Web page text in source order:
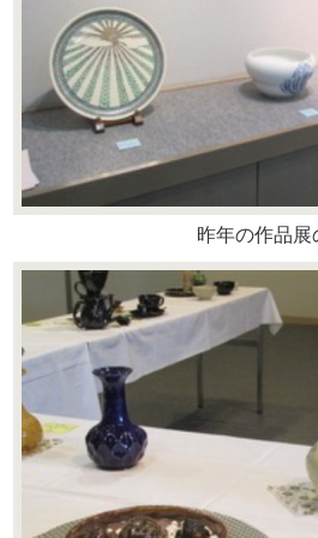
昨年の作品展